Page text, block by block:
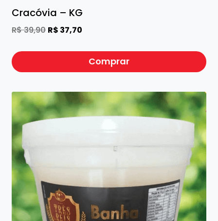
Cracóvia – KG
R$39,90 O
R$ 39,90.
R$ 37,70
atual
R$ 37,70.
Comprar